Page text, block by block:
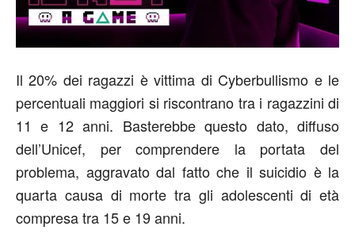
Il 20% dei ragazzi è vittima di Cyberbullismo e le
percentuali maggiori si riscontrano tra i ragazzini di
11 e 12 anni. Basterebbe questo dato, diffuso
dell’Unicef, per comprendere la portata del
problema, aggravato dal fatto che il suicidio è la
quarta causa di morte tra gli adolescenti di età
compresa tra 15 e 19 anni.